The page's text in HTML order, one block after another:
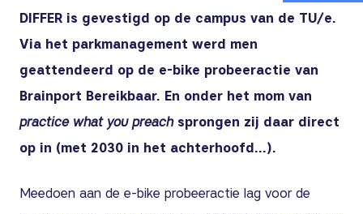
DIFFER is gevestigd op de campus van de TU/e.
Via het parkmanagement werd men
geattendeerd op de e-bike probeeractie van
Brainport Bereikbaar. En onder het mom van
practice what you preachsprongen zij daar direct
op in (met 2030 in het achterhoofd…).
Meedoen aan de e-bike probeeractie lag voor de